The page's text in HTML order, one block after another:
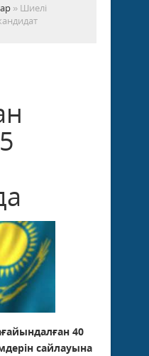
» Шиелі
40
сайлауына